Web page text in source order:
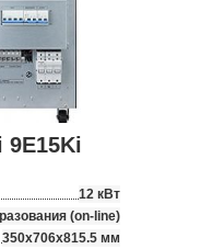
9E15Ki
12 кВт
(on-line)
350x706x815.5 мм